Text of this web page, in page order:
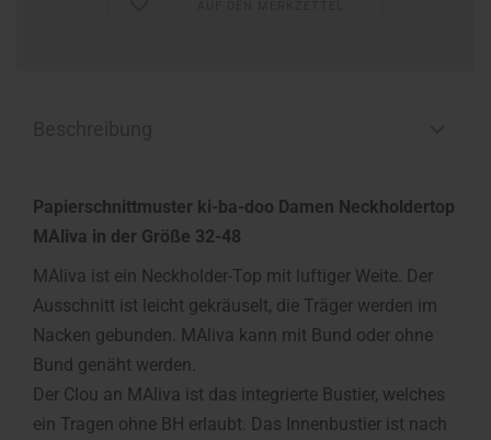
Papierschnittmuster ki-ba-doo Damen Neckholdertop
MAliva in der Größe 32-48
MAliva ist ein Neckholder-Top mit luftiger Weite. Der
Ausschnitt ist leicht gekräuselt, die Träger werden im
Nacken gebunden. MAliva kann mit Bund oder ohne
Bund genäht werden.
Der Clou an MAliva ist das integrierte Bustier, welches
ein Tragen ohne BH erlaubt. Das Innenbustier ist nach